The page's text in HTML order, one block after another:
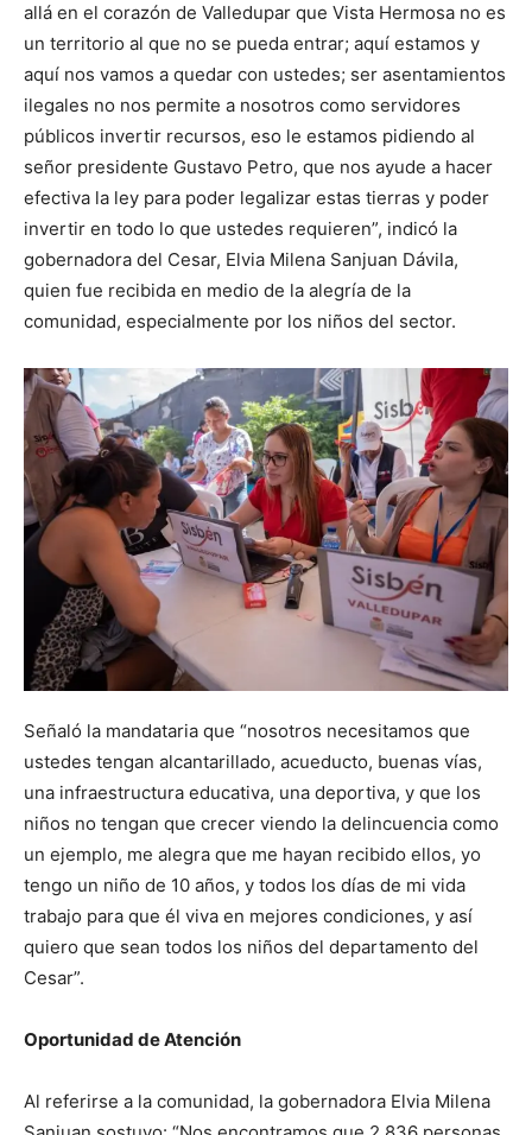
allá en el corazón de Valledupar que Vista Hermosa no es
un territorio al que no se pueda entrar; aquí estamos y
aquí nos vamos a quedar con ustedes; ser asentamientos
ilegales no nos permite a nosotros como servidores
públicos invertir recursos, eso le estamos pidiendo al
señor presidente Gustavo Petro, que nos ayude a hacer
efectiva la ley para poder legalizar estas tierras y poder
invertir en todo lo que ustedes requieren”, indicó la
gobernadora del Cesar, Elvia Milena Sanjuan Dávila,
quien fue recibida en medio de la alegría de la
comunidad, especialmente por los niños del sector.
Señaló la mandataria que “nosotros necesitamos que
ustedes tengan alcantarillado, acueducto, buenas vías,
una infraestructura educativa, una deportiva, y que los
niños no tengan que crecer viendo la delincuencia como
un ejemplo, me alegra que me hayan recibido ellos, yo
tengo un niño de 10 años, y todos los días de mi vida
trabajo para que él viva en mejores condiciones, y así
quiero que sean todos los niños del departamento del
Cesar”.
Oportunidad de Atención
Al referirse a la comunidad, la gobernadora Elvia Milena